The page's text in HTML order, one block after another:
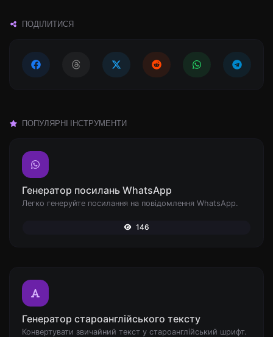
ПОДІЛИТИСЯ
ПОПУЛЯРНІ ІНСТРУМЕНТИ
Генератор посилань WhatsApp
Легко генеруйте посилання на повідомлення WhatsApp.
146
Генератор староанглійського тексту
Конвертувати звичайний текст у староанглійський шрифт.